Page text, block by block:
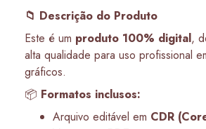
📁 Descrição do Produto
Este é um produto 100% digital,
alta qualidade para uso profissional
gráficos.
📦 Formatos inclusos:
Arquivo editável em CDR